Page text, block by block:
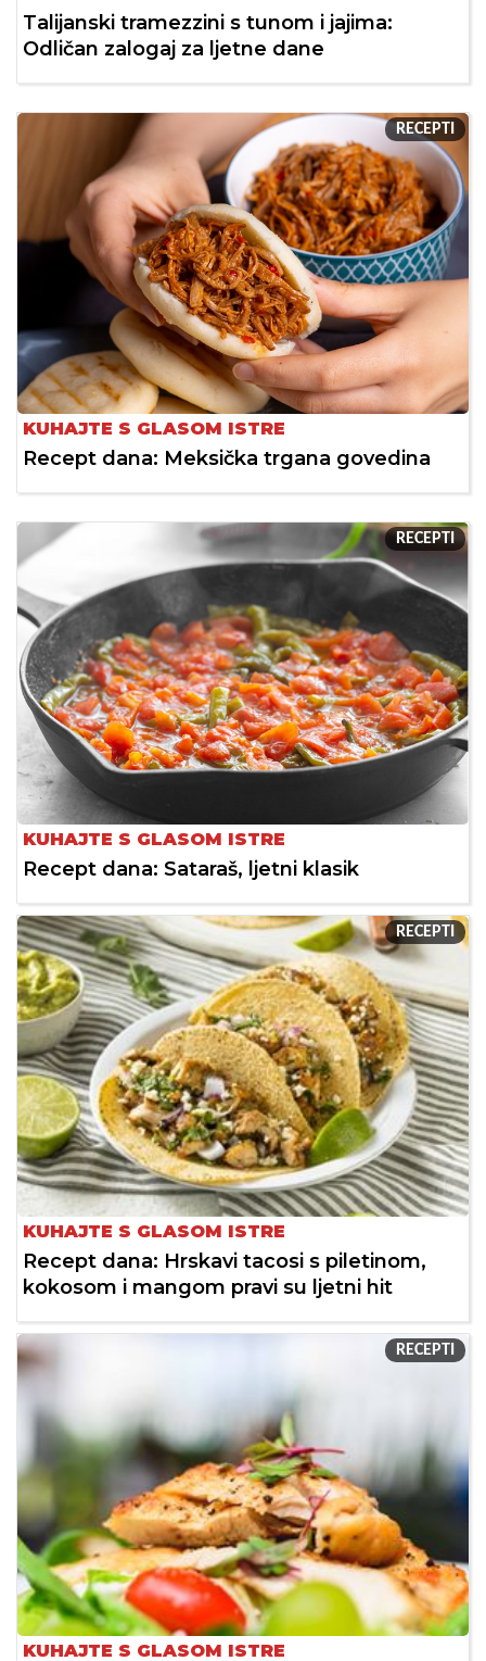
Talijanski tramezzini s tunom i jajima:
Odličan zalogaj za ljetne dane
RECEPTI
KUHAJTE S GLASOM ISTRE
Recept dana: Meksička trgana govedina
RECEPTI
KUHAJTE S GLASOM ISTRE
Recept dana: Sataraš, ljetni klasik
RECEPTI
KUHAJTE S GLASOM ISTRE
Recept dana: Hrskavi tacosi s piletinom,
kokosom i mangom pravi su ljetni hit
RECEPTI
KUHAJTE S GLASOM ISTRE